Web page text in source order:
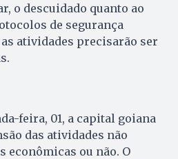
o descuidado quanto ao
de segurança
atividades precisarão ser
feira, 01, a capital goiana
das atividades não
econômicas ou não. O